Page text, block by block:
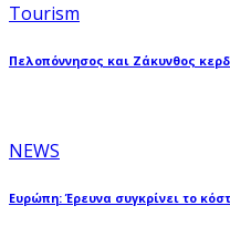
Tourism
Πελοπόννησος και Ζάκυνθος
NEWS
Ευρώπη: Έρευνα συγκρίνει το